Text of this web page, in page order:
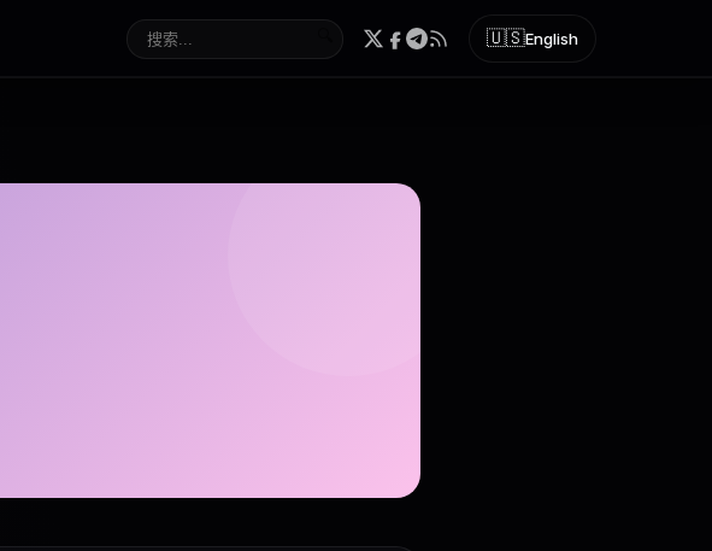
🇺🇸English